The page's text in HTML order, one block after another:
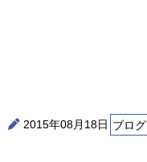
2015年08月18日 ブログ